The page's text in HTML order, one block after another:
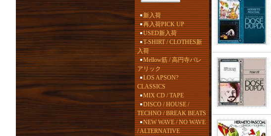
新入荷
再入荷PICK UP
USED新入荷
T-SHIRT / CLOTHES新
入荷
Mellow筋 / 高円寺バレ
アリック
LOS APSON?
CLASSICS
MIX CD / TAPE
DISCO / HOUSE /
TECHNO / BREAK BEATS
NEW WAVE / NO WAVE
/ ALTERNATIVE